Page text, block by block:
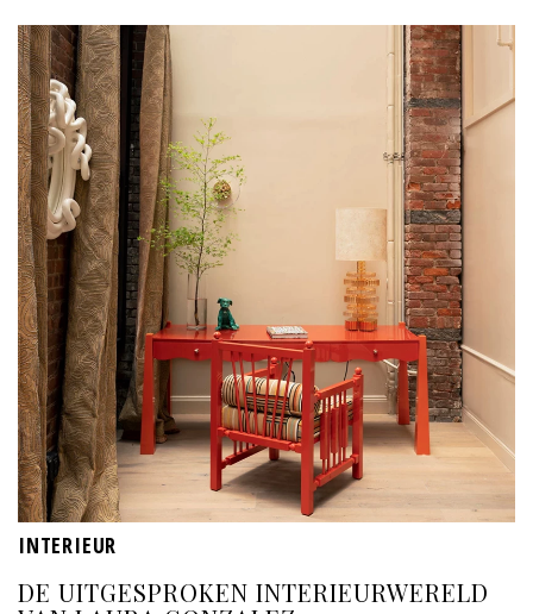
INTERIEUR
DE UITGESPROKEN INTERIEURWERELD